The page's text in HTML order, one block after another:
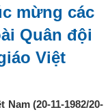
mừng các
Quân đội
Việt
(20-11-1982/20-